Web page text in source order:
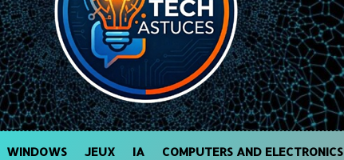
WINDOWS JEUX IA COMPUTERS AND ELECTRONICS